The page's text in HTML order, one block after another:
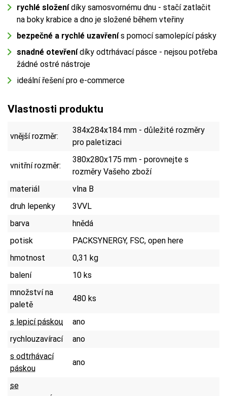
rychlé složenídíky samosvornému dnu - stačí zatlačit
na boky krabice a dno je složené během vteřiny
bezpečné a rychlé uzavřenís pomocí samolepící pásky
snadné otevřenídíky odtrhávací pásce - nejsou potřeba
žádné ostré nástroje
ideální řešení pro e-commerce
Vlastnosti produktu
vnější rozměr:
384x284x184 mm - důležité rozměry
pro paletizaci
vnitřní rozměr:
380x280x175 mm - porovnejte s
rozměry Vašeho zboží
materiál
vlna B
druh lepenky
3VVL
barva
hnědá
potisk
PACKSYNERGY, FSC, open here
hmotnost
0,31 kg
balení
10 ks
množství na
paletě
480 ks
s lepicí páskou
ano
rychlouzavírací
ano
s odtrhávací
páskou
ano
se